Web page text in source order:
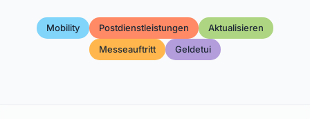
Mobility Postdienstleistungen
Aktualisieren
Messeauftritt
Geldetui